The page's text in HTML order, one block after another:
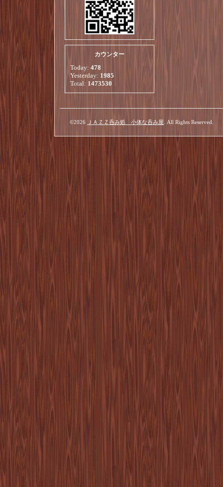
カウンター
Today: 478
Yesterday: 1985
Total: 1473530
©2026 ＪＡＺＺ呑み処 小体な呑み屋 . All Rights Reserved.